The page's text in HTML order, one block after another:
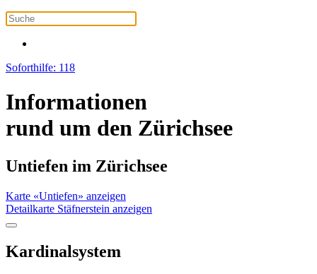
Soforthilfe: 118
Informationen
rund um den Zürichsee
Untiefen im Zürichsee
Karte «Untiefen» anzeigen
Detailkarte Stäfnerstein anzeigen
Kardinalsystem